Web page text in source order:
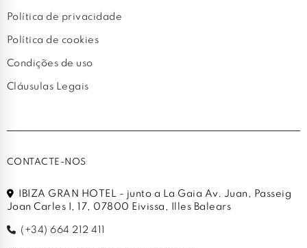
Política de privacidade
Política de cookies
Condições de uso
Cláusulas Legais
CONTACTE-NOS
IBIZA GRAN HOTEL - junto a La Gaia Av. Juan, Passeig
Joan Carles I, 17, 07800 Eivissa, Illes Balears
(+34) 664 212 411